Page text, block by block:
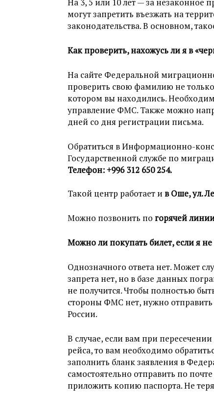
могут запретить въезжать на
законодательства. В основном,
Как проверить, нахожусь ли я в
На сайте Федеральной
проверить свою фамилию не
котором вы находились.
управление ФМС. Также можно
дней со дня регистрации письма.
Обратиться в Информационно-
Государственной службе по
Телефон: +996 312 650 254.
Такой центр работает и в Оше, ул.
Можно позвонить по горячей
Можно ли покупать билет, если я
Однозначного ответа нет. Может
запрета нет, но в базе данных
не получится. Чтобы полностью
стороны ФМС нет, нужно
России.
В случае, если вам при
рейса, то вам необходимо
заполнить бланк заявления в
самостоятельно отправить по
приложить копию паспорта. Не